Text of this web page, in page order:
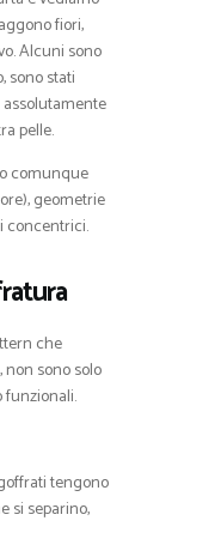
fiori,
Alcuni sono
sono stati
pelle.
comunque
geometrie
concentrici.
che
sono solo
funzionali.
tengono
si separino,